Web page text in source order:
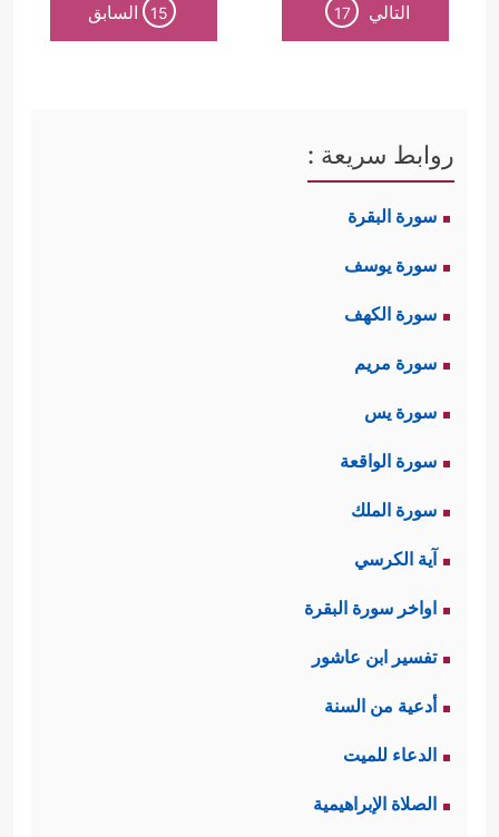
التالي 17
15 السابق
روابط سريعة :
سورة البقرة
سورة يوسف
سورة الكهف
سورة مريم
سورة يس
سورة الواقعة
سورة الملك
آية الكرسي
اواخر سورة البقرة
تفسير ابن عاشور
أدعية من السنة
الدعاء للميت
الصلاة الإبراهيمية